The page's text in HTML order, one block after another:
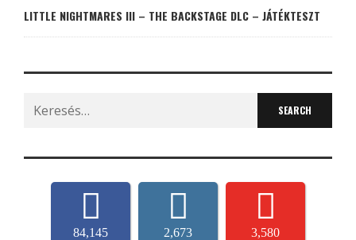
LITTLE NIGHTMARES III – THE BACKSTAGE DLC – JÁTÉKTESZT
Search
for:
84,145 2,673 3,580